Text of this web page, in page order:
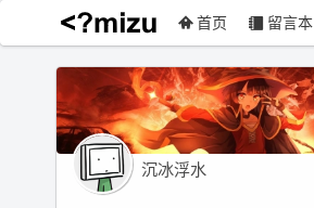
沉冰浮水 首页 留言本
沉冰浮水